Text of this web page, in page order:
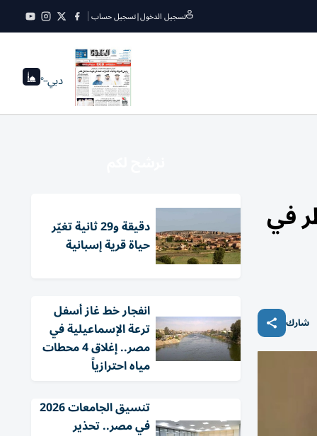
تسجيل الدخول|تسجيل حساب
دبي--°
في
شارك
دقيقة و29 ثانية تغيّر
حياة قرية إسبانية
انفجار خط غاز أسفل
ترعة الإسماعيلية في
مصر.. إغلاق 4 محطات
مياه احترازياً
تنسيق الجامعات 2026
في مصر.. تحذير